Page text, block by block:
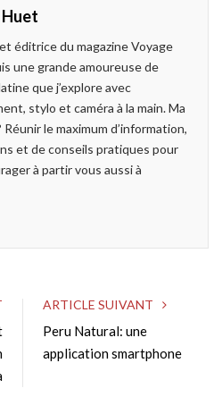
o
k
r
+
I
n
éditrice du magazine Voyage
une grande amoureuse de
que j’explore avec
stylo et caméra à la main. Ma
le maximum d’information,
et de conseils pratiques pour
à partir vous aussi à
ARTICLE SUIVANT
Peru Natural: une
application smartphone